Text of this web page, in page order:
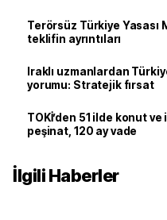
Terörsüz Türkiye Yasası
teklifin ayrıntıları
Iraklı uzmanlardan
yorumu: Stratejik fırsat
TOKİ’den 51 ilde konut ve
peşinat, 120 ay vade
İlgili Haberler